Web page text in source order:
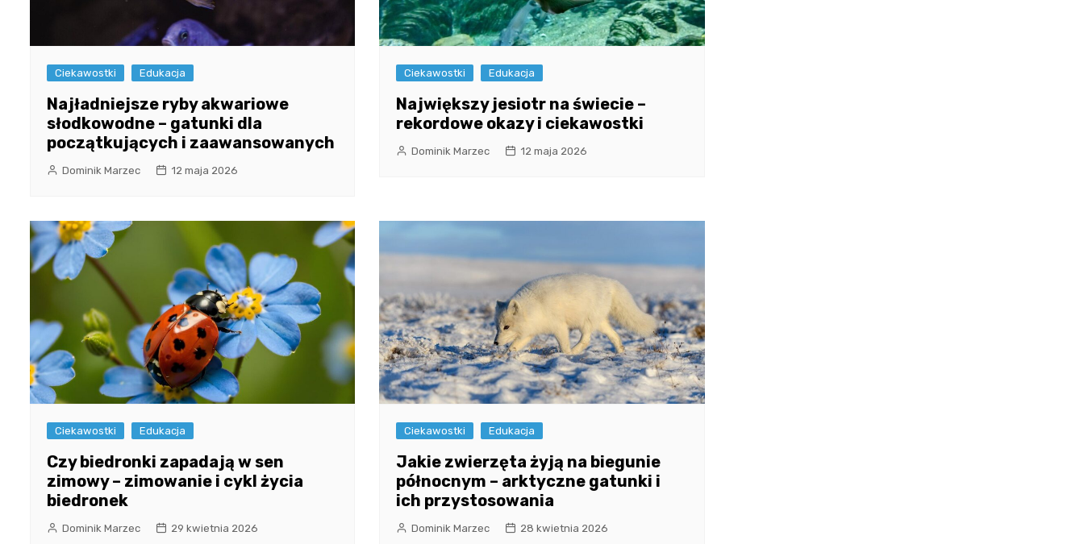
Ciekawostki Edukacja
Najładniejsze ryby akwariowe
słodkowodne – gatunki dla
początkujących i zaawansowanych
Dominik Marzec 12 maja 2026
Ciekawostki Edukacja
Największy jesiotr na świecie –
rekordowe okazy i ciekawostki
Dominik Marzec 12 maja 2026
Ciekawostki Edukacja
Czy biedronki zapadają w sen
zimowy – zimowanie i cykl życia
biedronek
Dominik Marzec 29 kwietnia 2026
Ciekawostki Edukacja
Jakie zwierzęta żyją na biegunie
północnym – arktyczne gatunki i
ich przystosowania
Dominik Marzec 28 kwietnia 2026